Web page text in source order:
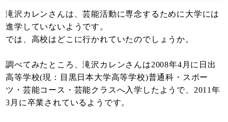
滝沢カレンさんは、芸能活動に専念するために大学には
進学していないようです。
では、高校はどこに行かれていたのでしょうか。
調べてみたところ、滝沢カレンさんは2008年4月に日出
高等学校(現：目黒日本大学高等学校)普通科・スポー
ツ・芸能コース・芸能クラスへ入学したようで、2011年
3月に卒業されているようです。